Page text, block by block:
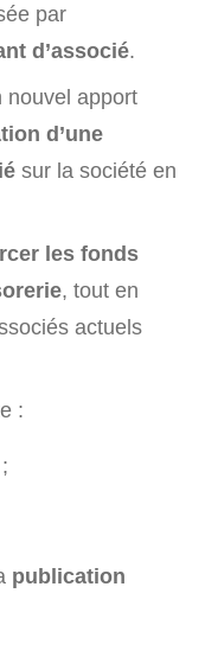
par
d’associé.
nouvel apport
d’une
sur la société en
les fonds
, tout en
actuels
:
;
publication